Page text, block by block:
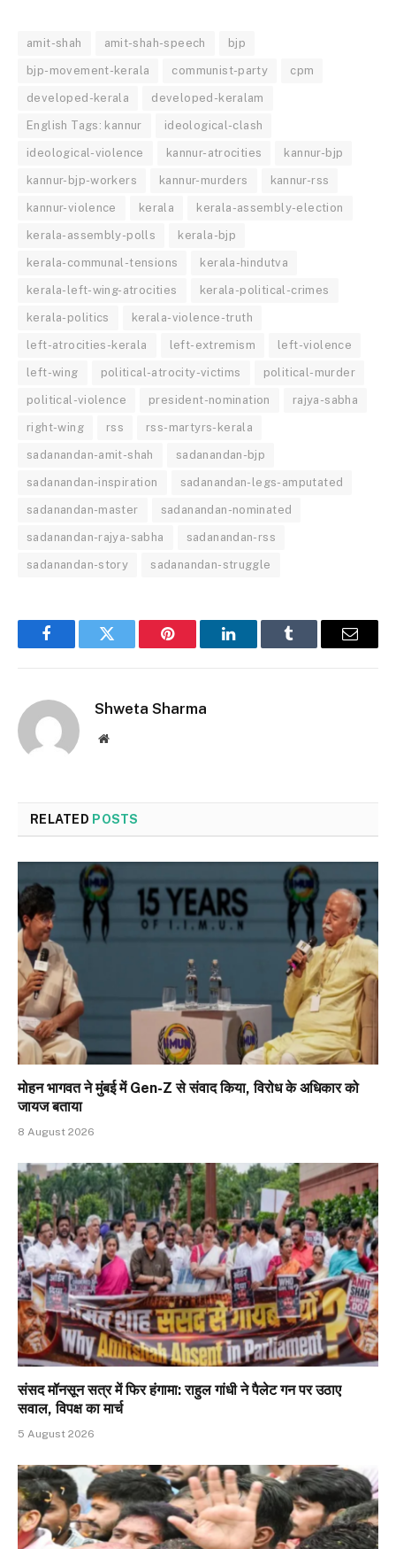
amit-shah amit-shah-speech bjp
bjp-movement-kerala communist-party cpm
developed-kerala developed-keralam
English Tags: kannur ideological-clash
ideological-violence kannur-atrocities kannur-bjp
kannur-bjp-workers kannur-murders kannur-rss
kannur-violence kerala kerala-assembly-election
kerala-assembly-polls kerala-bjp
kerala-communal-tensions kerala-hindutva
kerala-left-wing-atrocities kerala-political-crimes
kerala-politics kerala-violence-truth
left-atrocities-kerala left-extremism left-violence
left-wing political-atrocity-victims political-murder
political-violence president-nomination rajya-sabha
right-wing rss rss-martyrs-kerala
sadanandan-amit-shah sadanandan-bjp
sadanandan-inspiration sadanandan-legs-amputated
sadanandan-master sadanandan-nominated
sadanandan-rajya-sabha sadanandan-rss
sadanandan-story sadanandan-struggle
FacebookTwitter Pinterest LinkedInTumblr Email
Shweta Sharma
Website
RELATED POSTS
मोहन भागवत ने मुंबई में Gen-Z से संवाद किया, विरोध के अधिकार को
जायज बताया
8 August 2026
संसद मॉनसून सत्र में फिर हंगामा: राहुल गांधी ने पैलेट गन पर उठाए
सवाल, विपक्ष का मार्च
5 August 2026